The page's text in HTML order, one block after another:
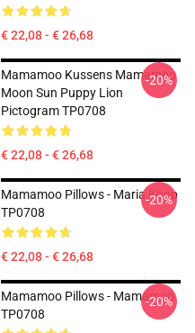
€ 22,08 - € 26,68
Mamamoo Kussens Mamamoo
Moon Sun Puppy Lion
Pictogram TP0708
€ 22,08 - € 26,68
-20%
Mamamoo Pillows - Maria Kpop
TP0708
€ 22,08 - € 26,68
-20%
Mamamoo Pillows - Mamamoo
TP0708
-20%